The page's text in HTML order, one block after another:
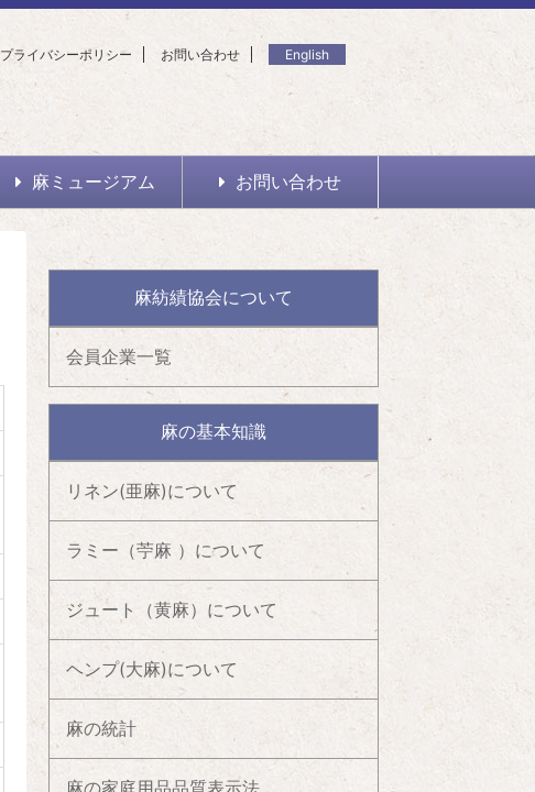
プライバシーポリシー お問い合わせ English
麻ミュージアム お問い合わせ
麻紡績協会について
会員企業一覧
麻の基本知識
リネン(亜麻)について
ラミー（苧麻 ）について
ジュート（黄麻）について
ヘンプ(大麻)について
麻の統計
麻の家庭用品品質表示法